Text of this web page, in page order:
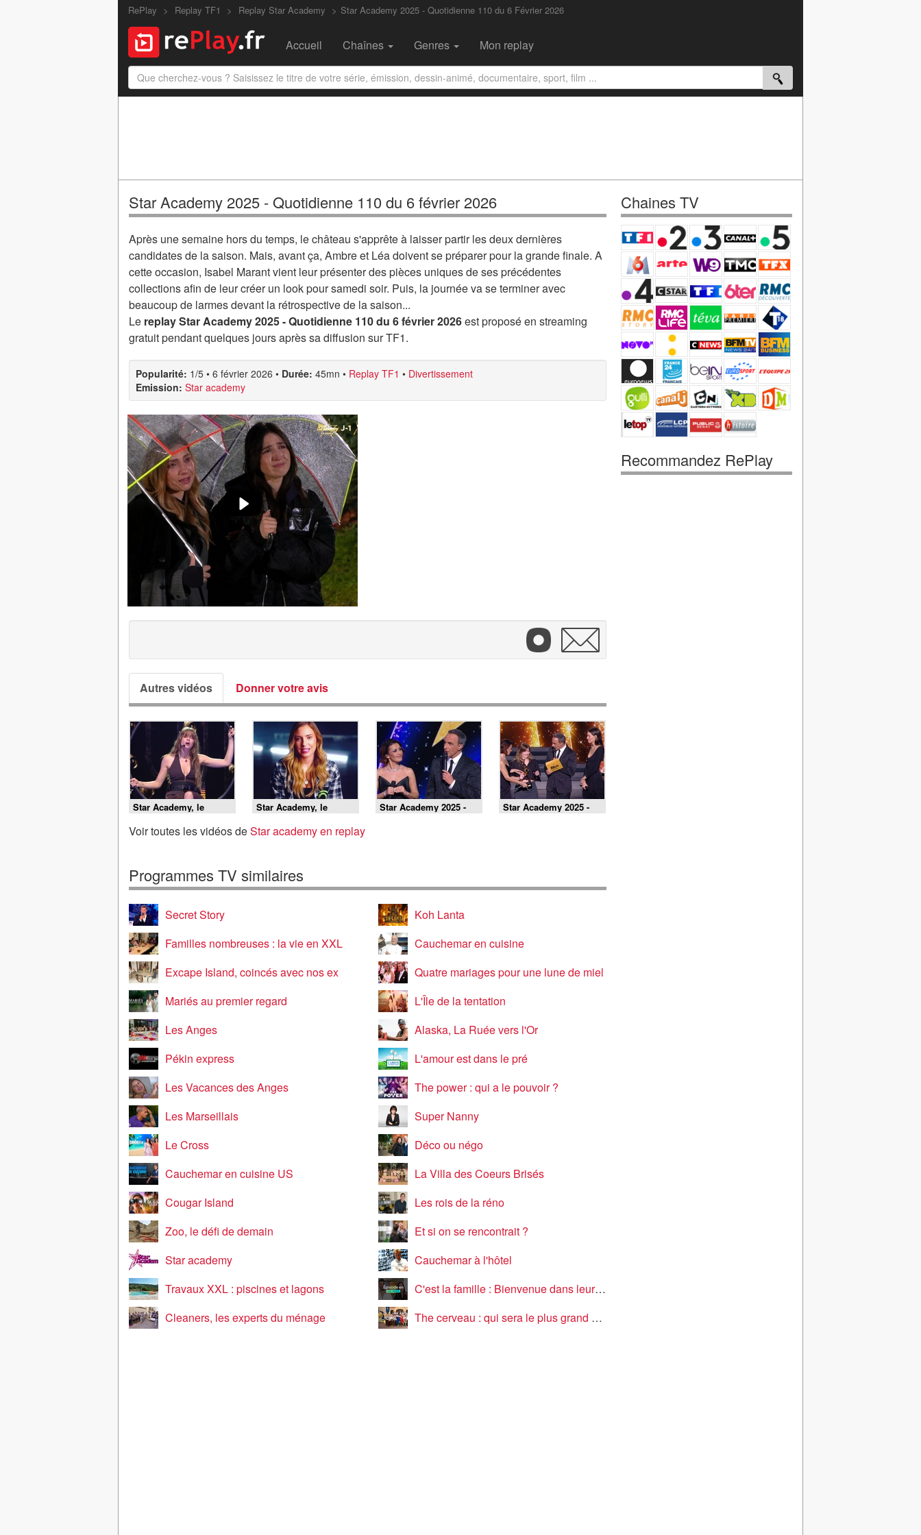
RePlay Replay TF1 Replay Star Academy Star Academy 2025 - Quotidienne 110 du 6 Février 2026
Accueil Chaînes Genres Mon replay
Star Academy 2025 - Quotidienne 110 du 6 février 2026
Après une semaine hors du temps, le château s'apprête à laisser partir les deux dernières
candidates de la saison. Mais, avant ça, Ambre et Léa doivent se préparer pour la grande finale. A
cette occasion, Isabel Marant vient leur présenter des pièces uniques de ses précédentes
collections afin de leur créer un look pour samedi soir. Puis, la journée va se terminer avec
beaucoup de larmes devant la rétrospective de la saison...
Le replay Star Academy 2025 - Quotidienne 110 du 6 février 2026est proposé en streaming
gratuit pendant quelques jours après sa diffusion sur TF1.
Popularité: 1/5 • 6 février 2026 • Durée: 45mn • Replay TF1 • Divertissement
Emission: Star academy
Autres vidéos Donner votre avis
Star Academy, le
concert événement -
Star Ac tour 2026, le
concert événement (la
Star Academy, le
concert événement -
Star Ac tour 2026, le
concert évènement
Star Academy 2025 -
Prime 17 (Partie 3) du
Star Academy 2025 -
Prime 17 (Partie 2) du
Voir toutes les vidéos deStar academy en replay
Programmes TV similaires
Secret Story
Koh Lanta
Familles nombreuses : la vie en XXL
Cauchemar en cuisine
Excape Island, coincés avec nos ex
Quatre mariages pour une lune de miel
Mariés au premier regard
L'Île de la tentation
Les Anges
Alaska, La Ruée vers l'Or
Pékin express
L'amour est dans le pré
Les Vacances des Anges
The power : qui a le pouvoir ?
Les Marseillais
Super Nanny
Le Cross
Déco ou négo
Cauchemar en cuisine US
La Villa des Coeurs Brisés
Cougar Island
Les rois de la réno
Zoo, le défi de demain
Et si on se rencontrait ?
Star academy
Cauchemar à l'hôtel
Travaux XXL : piscines et lagons
C'est la famille : Bienvenue dans leur vraie vie
Cleaners, les experts du ménage
The cerveau : qui sera le plus grand cerveau de la télé-réalité ?
Chaines TV
Recommandez RePlay